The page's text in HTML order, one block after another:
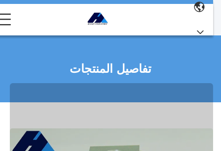
تفاصيل المنتجات